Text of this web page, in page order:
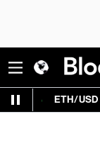
1,921.948